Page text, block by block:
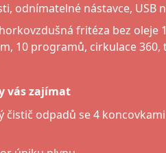
odnímatelné nástavce, USB
fritéza bez oleje
10 programů, cirkulace 360,
vás zajímat
čistič odpadů se 4